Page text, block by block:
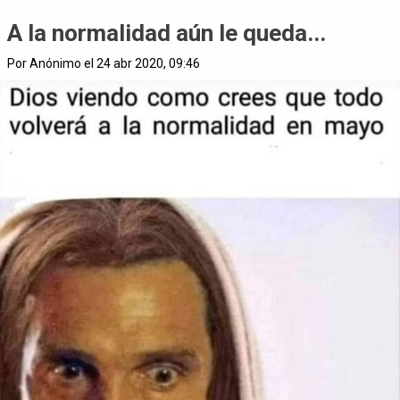
A la normalidad aún le queda...
Por Anónimo el 24 abr 2020, 09:46